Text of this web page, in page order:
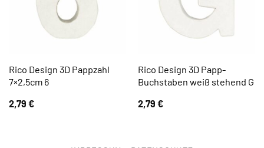
Rico Design 3D Pappzahl
7×2,5cm 6
2,79 €
Rico Design 3D Papp-
Buchstaben weiß stehend G
2,79 €